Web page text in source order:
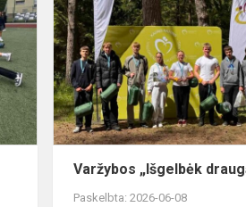
„Ištvermės
iššūkio“
etapas
Varžybos „Išgelbėk
Paskelbta: 2026-06-08